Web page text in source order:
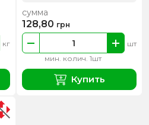
кг
мин. колич. 1шт
шт
сумма
128,80 грн
Купить